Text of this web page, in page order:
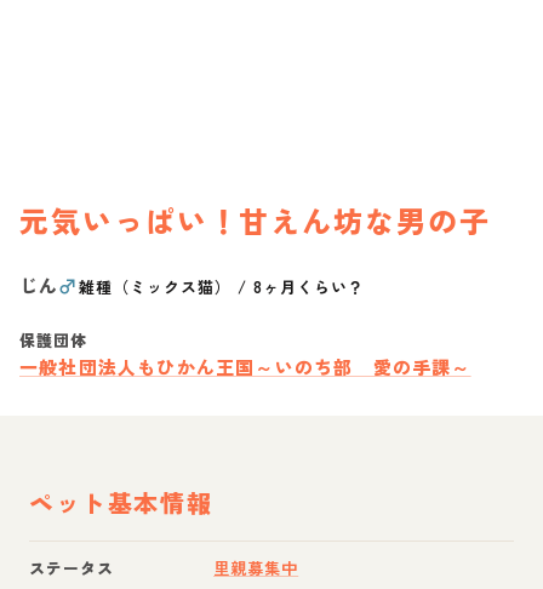
元気いっぱい！甘えん坊な男の子
じん♂雑種（ミックス猫） /8ヶ月くらい？
保護団体
一般社団法人もひかん王国～いのち部 愛の手課～
ペット基本情報
ステータス 里親募集中